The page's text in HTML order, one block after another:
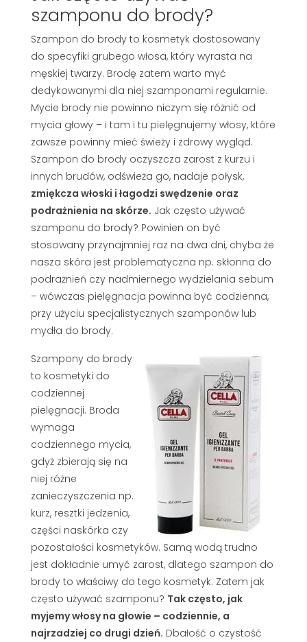
szamponu do brody?
Szampon do brody to kosmetyk dostosowany
do specyfiki grubego włosa, który wyrasta na
męskiej twarzy. Brodę zatem warto myć
dedykowanymi dla niej szamponami regularnie.
Mycie brody nie powinno niczym się różnić od
mycia głowy – i tam i tu pielęgnujemy włosy, które
zawsze powinny mieć świeży i zdrowy wygląd.
Szampon do brody oczyszcza zarost z kurzu i
innych brudów, odświeża go, nadaje połysk,
zmiękcza włoski i łagodzi swędzenie oraz
podrażnienia na skórze. Jak często używać
szamponu do brody? Powinien on być
stosowany przynajmniej raz na dwa dni, chyba że
nasza skóra jest problematyczna np. skłonna do
podrażnień czy nadmiernego wydzielania sebum
– wówczas pielęgnacja powinna być codzienna,
przy użyciu specjalistycznych szamponów lub
mydła do brody.
Szampony do brody
to kosmetyki do
codziennej
pielęgnacji. Broda
wymaga
codziennego mycia,
gdyż zbierają się na
niej różne
zanieczyszczenia np.
kurz, resztki jedzenia,
części naskórka czy
pozostałości kosmetyków. Samą wodą trudno
jest dokładnie umyć zarost, dlatego szampon do
brody to właściwy do tego kosmetyk. Zatem jak
często używać szamponu? Tak często, jak
myjemy włosy na głowie – codziennie, a
najrzadziej co drugi dzień. Dbałość o czystość